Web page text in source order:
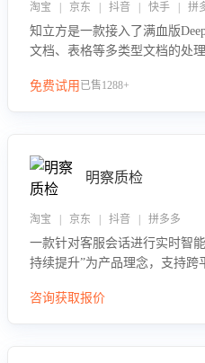
淘宝 | 京东 | 抖音 | 快手 | 拼
知立方是一款接入了满血版
文档、表格等多类型文档的处
助用户高效管理和利用知识资
免费试用 已售1288+
明察质检
淘宝 | 京东 | 抖音 | 拼多多
一款针对客服会话进行实时智
持续提升”为产品理念，支持跨
队的销服能力。
咨询获取报价